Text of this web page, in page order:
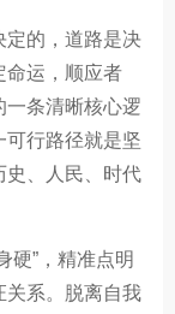
的，道路是决
命运，顺应者
一条清晰核心逻
可行路径就是坚
史、人民、时代
”，精准点明
关系。脱离自我